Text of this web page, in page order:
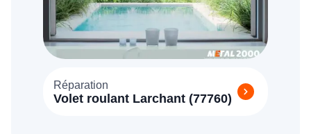
Réparation
Volet roulant Larchant (77760)